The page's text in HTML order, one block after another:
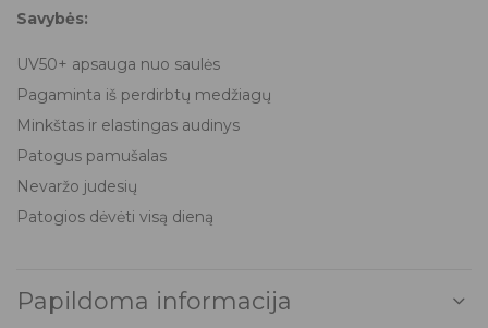
Savybės:
UV50+ apsauga nuo saulės
Pagaminta iš perdirbtų medžiagų
Minkštas ir elastingas audinys
Patogus pamušalas
Nevaržo judesių
Patogios dėvėti visą dieną
Papildoma informacija